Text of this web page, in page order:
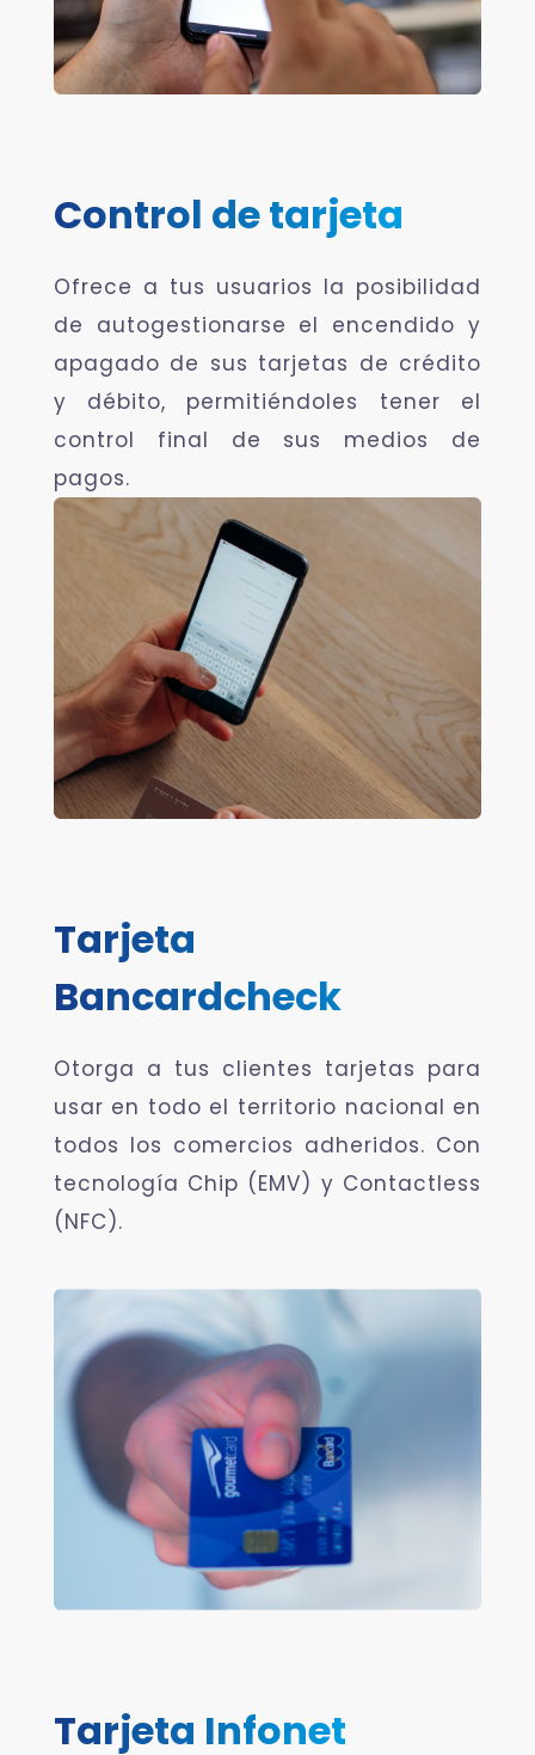
Control de tarjeta
Ofrece a tus usuarios la posibilidad
de autogestionarse el encendido y
apagado de sus tarjetas de crédito
y débito, permitiéndoles tener el
control final de sus medios de
pagos.
Tarjeta
Bancardcheck
Otorga a tus clientes tarjetas para
usar en todo el territorio nacional en
todos los comercios adheridos. Con
tecnología Chip (EMV) y Contactless
(NFC).
Tarjeta Infonet